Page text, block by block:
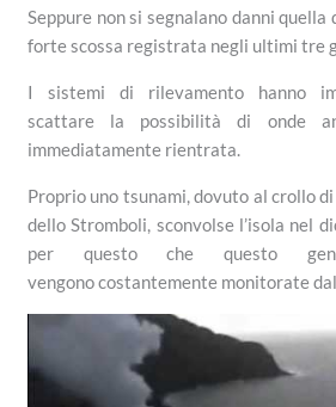
Seppure non si segnalano danni
forte scossa registrata negli ultimi tre
I sistemi di rilevamento hanno
scattare la possibilità di onde
immediatamente rientrata.
Proprio uno tsunami, dovuto al crollo
dello Stromboli, sconvolse l’isola nel
per questo che questo
vengono costantemente monitorate